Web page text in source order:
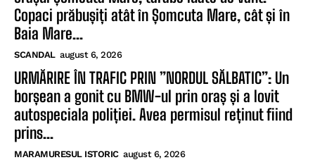
Copaci prăbușiți atât în Șomcuta Mare, cât și în
Baia Mare...
SCANDAL august 6, 2026
URMĂRIRE ÎN TRAFIC PRIN ”NORDUL SĂLBATIC”: Un
borșean a gonit cu BMW-ul prin oraș și a lovit
autospeciala poliției. Avea permisul reținut fiind
prins...
MARAMURESUL ISTORIC august 6, 2026